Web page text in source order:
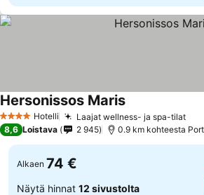
4 Tähtiluokitus
Hotelli Laajat wellness- ja spa-tilat
Hersonissos Maris
8,6 Loistava 2 945 0.9 km kohteesta
Alkaen 74 €
Näytä hinnat 12 sivustolta